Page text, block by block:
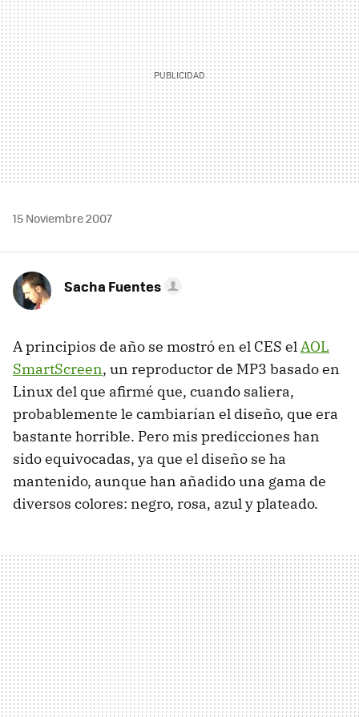
15 Noviembre 2007
Sacha Fuentes
A principios de año se mostró en el CES elAOL
SmartScreen, un reproductor de MP3 basado en
Linux del que afirmé que, cuando saliera,
probablemente le cambiarían el diseño, que era
bastante horrible. Pero mis predicciones han
sido equivocadas, ya que el diseño se ha
mantenido, aunque han añadido una gama de
diversos colores: negro, rosa, azul y plateado.